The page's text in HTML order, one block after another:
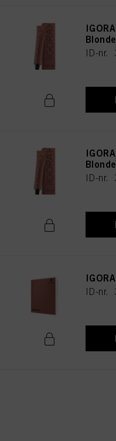
ID-nr.
ID-nr.
ID-nr.